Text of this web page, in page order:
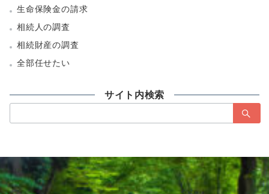
生命保険金の請求
相続人の調査
相続財産の調査
全部任せたい
サイト内検索
索：